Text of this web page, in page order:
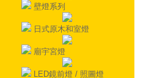
壁燈系列
日式原木和室燈
廟宇宮燈
LED鏡前燈 / 照圖燈